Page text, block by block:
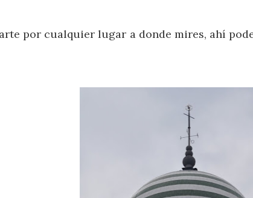
por cualquier lugar a donde mires, ahí